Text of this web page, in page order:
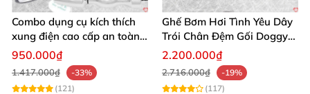
Mua ngay để nâng cấp trải nghiệm kết nối của
bạn và người ấy. Thử ngay hôm nay để khám
phá sự thú vị và sự đồng thuận trong từng
khoảnh khắc.
Combo dụng cụ kích thích
xung điện cao cấp an toàn
cho người lớn
950.000₫
1.417.000₫
-33%
(121)
Ghế Bơm Hơi Tình Yêu Dây
Trói Chân Đệm Gối Doggy
Nằm Sấp Kích Thích
2.200.000₫
2.716.000₫
-19%
(117)